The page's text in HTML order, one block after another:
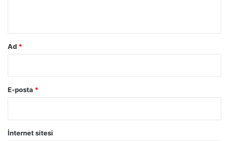
Ad *
E-posta *
İnternet sitesi